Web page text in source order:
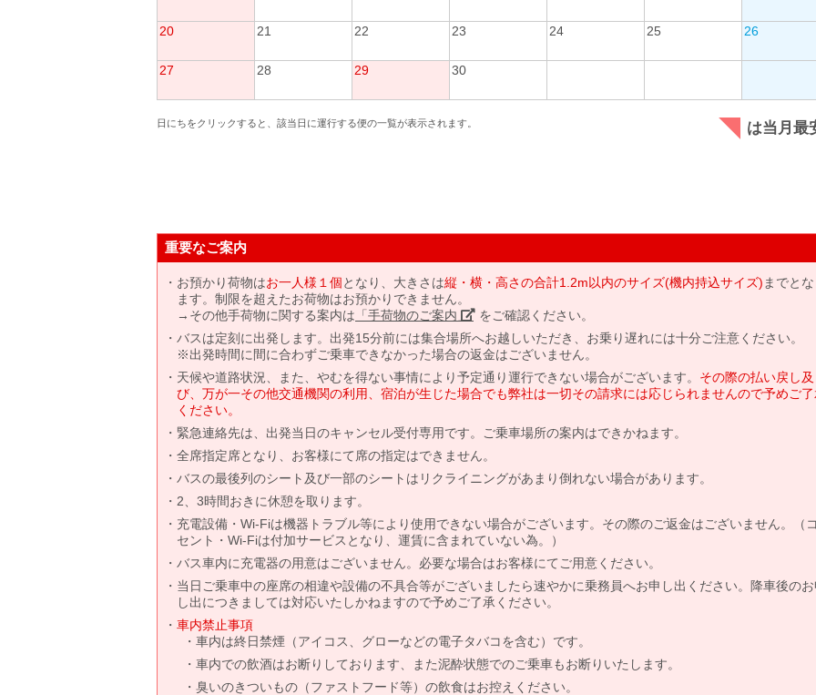
20 21 22 23 24 25 26
27 28 29 30
日にちをクリックすると、該当日に運行する便の一覧が表示されます。 は当月最
重要なご案内
お預かり荷物はお一人様１個となり、大きさは縦・横・高さの合計1.2m以内のサイズ(機内持込サイズ) までと
ます。制限を超えたお荷物はお預かりできません。
→その他手荷物に関する案内は 「手荷物のご案内」 をご確認ください。
バスは定刻に出発します。出発15分前には集合場所へお越しいただき、お乗り遅れには十分ご注意ください。
※出発時間に間に合わずご乗車できなかった場合の返金はございません。
天候や道路状況、また、やむを得ない事情により予定通り運行できない場合がございます。 その際の払い戻し及
び、万が一その他交通機関の利用、宿泊が生じた場合でも弊社は一切その請求には応じられませんので予めご
ください。
緊急連絡先は、出発当日のキャンセル受付専用です。ご乗車場所の案内はできかねます。
全席指定席となり、お客様にて席の指定はできません。
バスの最後列のシート及び一部のシートはリクライニングがあまり倒れない場合があります。
2、3時間おきに休憩を取ります。
充電設備・Wi-Fiは機器トラブル等により使用できない場合がございます。その際のご返金はございません。（
セント・Wi-Fiは付加サービスとなり、運賃に含まれていない為。）
バス車内に充電器の用意はございません。必要な場合はお客様にてご用意ください。
当日ご乗車中の座席の相違や設備の不具合等がございましたら速やかに乗務員へお申し出ください。降車後の
し出につきましては対応いたしかねますので予めご了承ください。
車内禁止事項
車内は終日禁煙（アイコス、グローなどの電子タバコを含む）です。
車内での飲酒はお断りしております、また泥酔状態でのご乗車もお断りいたします。
臭いのきついもの（ファストフード等）の飲食はお控えください。